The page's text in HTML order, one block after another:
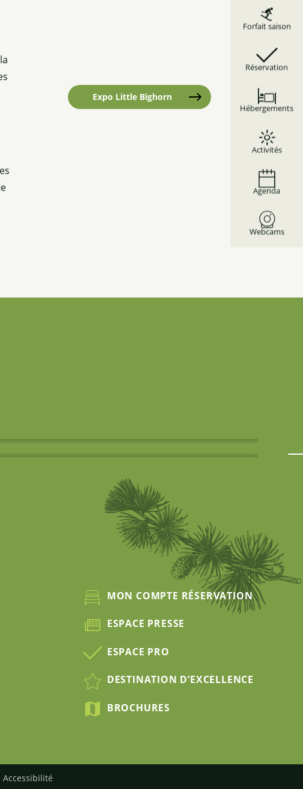
Forfait saison
Réservation
Hébergements
Activités
Agenda
Webcams
Expo Little Bighorn
MON COMPTE RÉSERVATION
ESPACE PRESSE
ESPACE PRO
DESTINATION D’EXCELLENCE
BROCHURES
Accessibilité